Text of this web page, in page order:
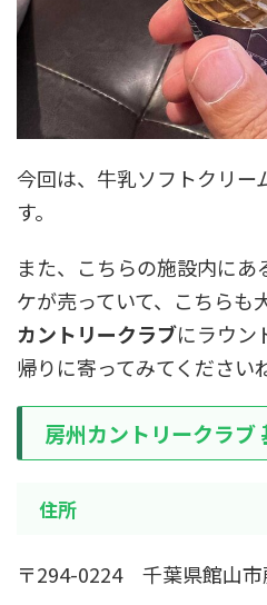
今回は、牛乳ソフトクリー
す。
また、こちらの施設内にあ
ケが売っていて、こちらも
カントリークラブにラウン
帰りに寄ってみてください
房州カントリークラブ
住所
〒294-0224 千葉県館山市